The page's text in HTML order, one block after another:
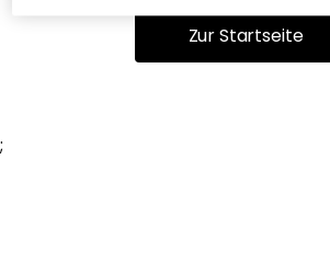
Zur Startseite
;